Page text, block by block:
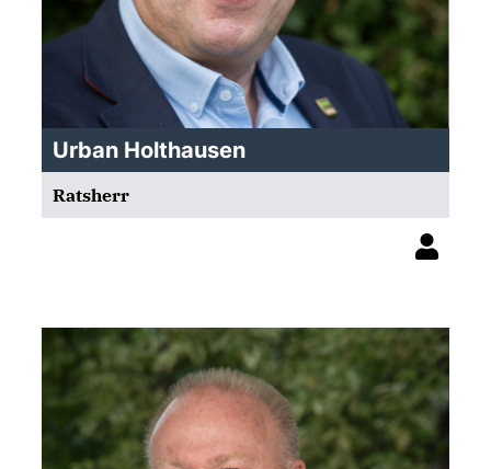
Urban Holthausen
Ratsherr